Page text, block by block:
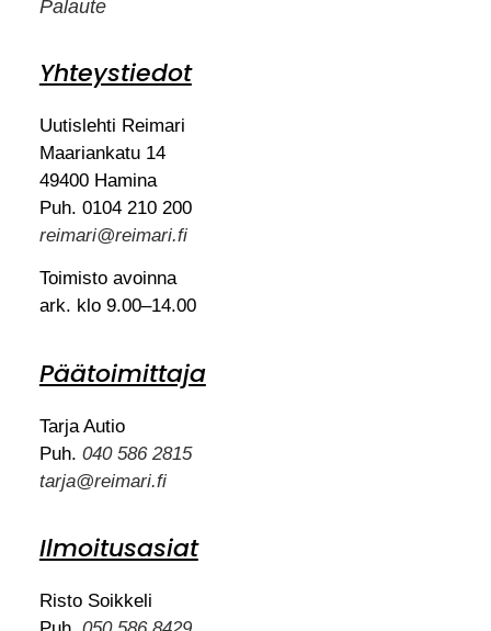
Palaute
Yhteystiedot
Uutislehti Reimari
Maariankatu 14
49400 Hamina
Puh. 0104 210 200
reimari@reimari.fi
Toimisto avoinna
ark. klo 9.00–14.00
Päätoimittaja
Tarja Autio
Puh. 040 586 2815
tarja@reimari.fi
Ilmoitusasiat
Risto Soikkeli